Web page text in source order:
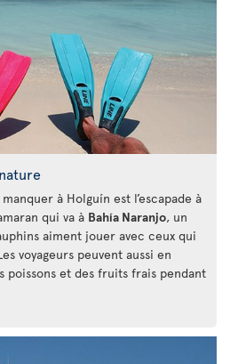
à Holguín est l’escapade à
qui va à Bahía Naranjo, un
aiment jouer avec ceux qui
voyageurs peuvent aussi en
poissons et des fruits frais pendant